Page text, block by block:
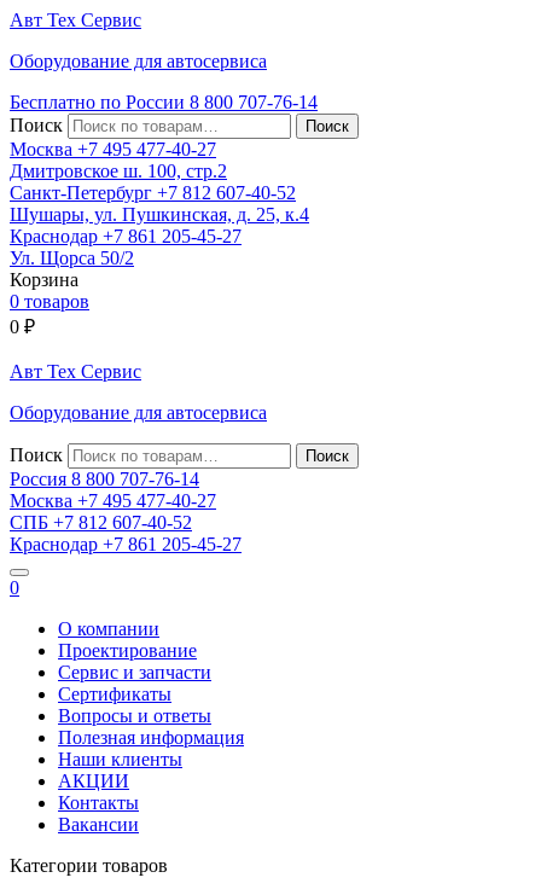
Авт Тех Сервис
Оборудование для автосервиса
Бесплатно по России 8 800 707-76-14
Поиск
Москва +7 495 477-40-27
Дмитровское ш. 100, стр.2
Санкт-Петербург +7 812 607-40-52
Шушары, ул. Пушкинская, д. 25, к.4
Краснодар +7 861 205-45-27
Ул. Щорса 50/2
Корзина
0 товаров
0 ₽
Авт Тех Сервис
Оборудование для автосервиса
Поиск
Россия 8 800 707-76-14
Москва +7 495 477-40-27
СПБ +7 812 607-40-52
Краснодар +7 861 205-45-27
0
О компании
Проектирование
Сервис и запчасти
Сертификаты
Вопросы и ответы
Полезная информация
Наши клиенты
АКЦИИ
Контакты
Вакансии
Категории товаров